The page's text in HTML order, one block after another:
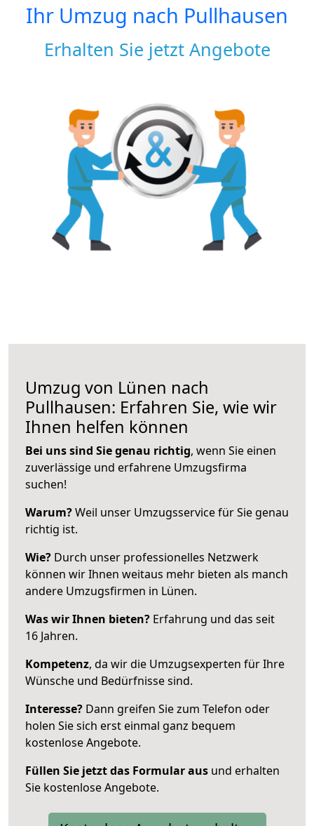
Ihr Umzug nach Pullhausen
Erhalten Sie jetzt Angebote
Umzug von Lünen nach
Pullhausen: Erfahren Sie, wie wir
Ihnen helfen können
Bei uns sind Sie genau richtig, wenn Sie einen
zuverlässige und erfahrene Umzugsfirma
suchen!
Warum?Weil unser Umzugsservice für Sie genau
richtig ist.
Wie? Durch unser professionelles Netzwerk
können wir Ihnen weitaus mehr bieten als manch
andere Umzugsfirmen in Lünen.
Was wir Ihnen bieten? Erfahrung und das seit
16 Jahren.
Kompetenz, da wir die Umzugsexperten für Ihre
Wünsche und Bedürfnisse sind.
Interesse? Dann greifen Sie zum Telefon oder
holen Sie sich erst einmal ganz bequem
kostenlose Angebote.
Füllen Sie jetzt das Formular aus und erhalten
Sie kostenlose Angebote.